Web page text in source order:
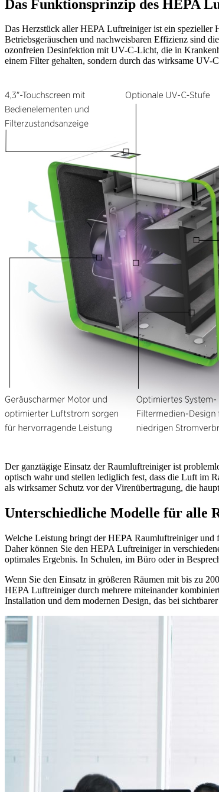
Das Funktionsprinzip des HEPA
Das Herzstück aller HEPA Luftreiniger ist ein spezieller
Betriebsgeräuschen und nachweisbaren Effizienz sind
ozonfreien Desinfektion mit UV-C-Licht, die in
einem Filter gehalten, sondern durch das wirksame UV-
Der ganztägige Einsatz der Raumluftreiniger ist
optisch wahr und stellen lediglich fest, dass die Luft im
als wirksamer Schutz vor der Virenübertragung, die
Unterschiedliche Modelle für alle
Welche Leistung bringt der HEPA Raumluftreiniger und
Daher können Sie den HEPA Luftreiniger in
optimales Ergebnis. In Schulen, im Büro oder in
Wenn Sie den Einsatz in größeren Räumen mit bis zu
HEPA Luftreiniger durch mehrere miteinander
Installation und dem modernen Design, das bei